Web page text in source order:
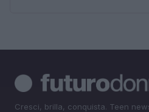
Cresci, brilla, conquista. Teen